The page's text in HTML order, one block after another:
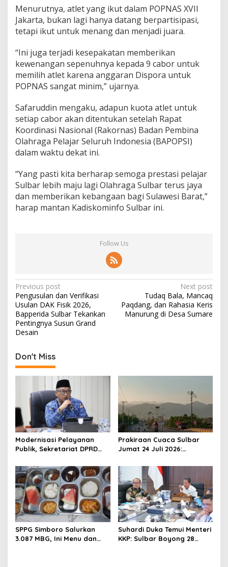
Menurutnya, atlet yang ikut dalam POPNAS XVII
Jakarta, bukan lagi hanya datang berpartisipasi,
tetapi ikut untuk menang dan menjadi juara.
“Ini juga terjadi kesepakatan memberikan
kewenangan sepenuhnya kepada 9 cabor untuk
memilih atlet karena anggaran Dispora untuk
POPNAS sangat minim,” ujarnya.
Safaruddin mengaku, adapun kuota atlet untuk
setiap cabor akan ditentukan setelah Rapat
Koordinasi Nasional (Rakornas) Badan Pembina
Olahraga Pelajar Seluruh Indonesia (BAPOPSI)
dalam waktu dekat ini.
“Yang pasti kita berharap semoga prestasi pelajar
Sulbar lebih maju lagi Olahraga Sulbar terus jaya
dan memberikan kebangaan bagi Sulawesi Barat,”
harap mantan Kadiskominfo Sulbar ini.
Follow Us
P
o
s
t
a
v
g
a
t
i
n
Previous post
Pengusulan dan Verifikasi
Usulan DAK Fisik 2026,
Bapperida Sulbar Tekankan
Pentingnya Susun Grand
Desain
Next post
Tudaq Bala, Mancaq
Paqdang, dan Rahasia Keris
Manurung di Desa Sumare
Don't Miss
Modernisasi Pelayanan
Publik, Sekretariat DPRD
Luncurkan Aplikasi SIPAKDE
Prakiraan Cuaca Sulbar
Jumat 24 Juli 2026:
Daerah Pesisir Cerah
SPPG Simboro Salurkan
3.087 MBG, Ini Menu dan
Suhardi Duka Temui Menteri
KKP: Sulbar Boyong 28